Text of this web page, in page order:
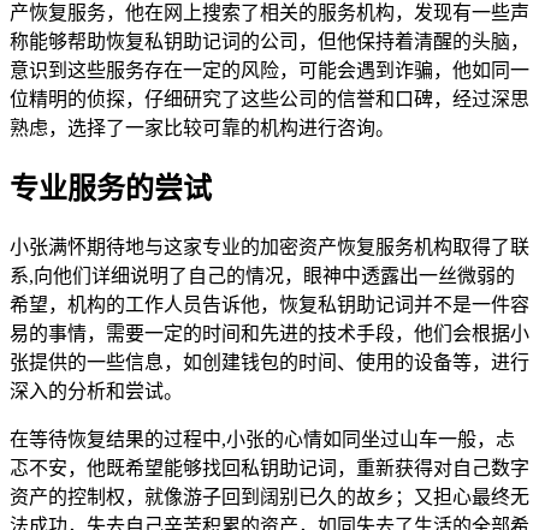
产恢复服务，他在网上搜索了相关的服务机构，发现有一些声
称能够帮助恢复私钥助记词的公司，但他保持着清醒的头脑，
意识到这些服务存在一定的风险，可能会遇到诈骗，他如同一
位精明的侦探，仔细研究了这些公司的信誉和口碑，经过深思
熟虑，选择了一家比较可靠的机构进行咨询。
专业服务的尝试
小张满怀期待地与这家专业的加密资产恢复服务机构取得了联
系,向他们详细说明了自己的情况，眼神中透露出一丝微弱的
希望，机构的工作人员告诉他，恢复私钥助记词并不是一件容
易的事情，需要一定的时间和先进的技术手段，他们会根据小
张提供的一些信息，如创建钱包的时间、使用的设备等，进行
深入的分析和尝试。
在等待恢复结果的过程中,小张的心情如同坐过山车一般，忐
忑不安，他既希望能够找回私钥助记词，重新获得对自己数字
资产的控制权，就像游子回到阔别已久的故乡；又担心最终无